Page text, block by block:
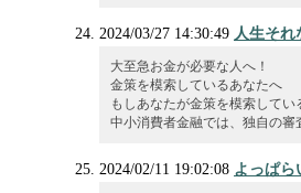
2024/03/27 14:30:49 人生それ
大至急お金が必要な人へ！
金策を模索しているあなたへ
もしあなたが金策を模索して
中小消費者金融では、独自の
2024/02/11 19:02:08 よっぱら